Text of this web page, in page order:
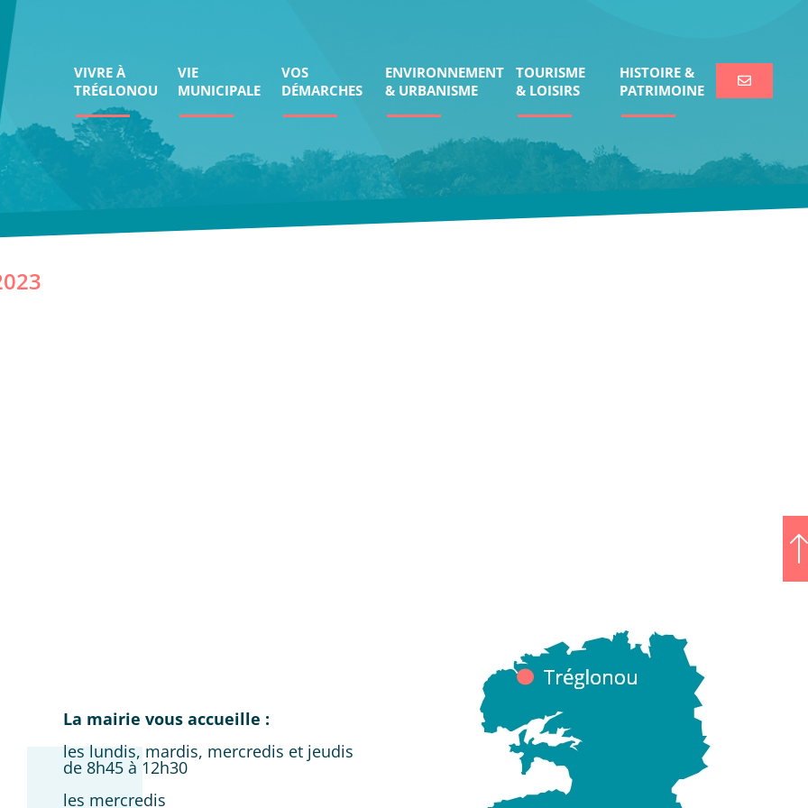
VIVRE À
TRÉGLONOU
VIE
MUNICIPALE
VOS
DÉMARCHES
ENVIRONNEMENT
& URBANISME
TOURISME
& LOISIRS
HISTOIRE &
PATRIMOINE
La mairie vous accueille :
les lundis, mardis, mercredis et jeudis
de 8h45 à 12h30
les mercredis